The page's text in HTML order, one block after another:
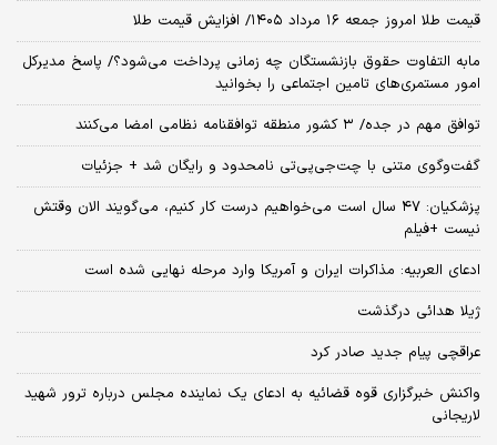
قیمت طلا امروز جمعه ۱۶ مرداد ۱۴۰۵/ افزایش قیمت طلا
مابه التفاوت حقوق بازنشستگان چه زمانی پرداخت می‌شود؟/ پاسخ مدیرکل
امور مستمری‌های تامین اجتماعی را بخوانید
توافق مهم در جده/ ۳ کشور منطقه توافقنامه نظامی امضا می‌کنند
گفت‌وگوی متنی با چت‌جی‌پی‌تی نامحدود و رایگان شد + جزئیات
پزشکیان: ۴۷ سال است می‌خواهیم درست کار کنیم، می‌گویند الان وقتش
نیست +فیلم
ادعای العربیه: مذاکرات ایران و آمریکا وارد مرحله نهایی شده است
ژیلا هدائی درگذشت
عراقچی پیام جدید صادر کرد
واکنش خبرگزاری قوه قضائیه به ادعای یک نماینده مجلس درباره ترور شهید
لاریجانی